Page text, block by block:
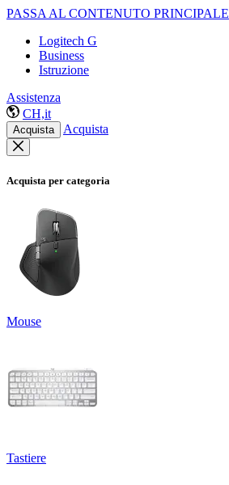
PASSA AL CONTENUTO PRINCIPALE
Logitech G
Business
Istruzione
Assistenza
CH,it
Acquista Acquista
Acquista per categoria
Mouse
Tastiere